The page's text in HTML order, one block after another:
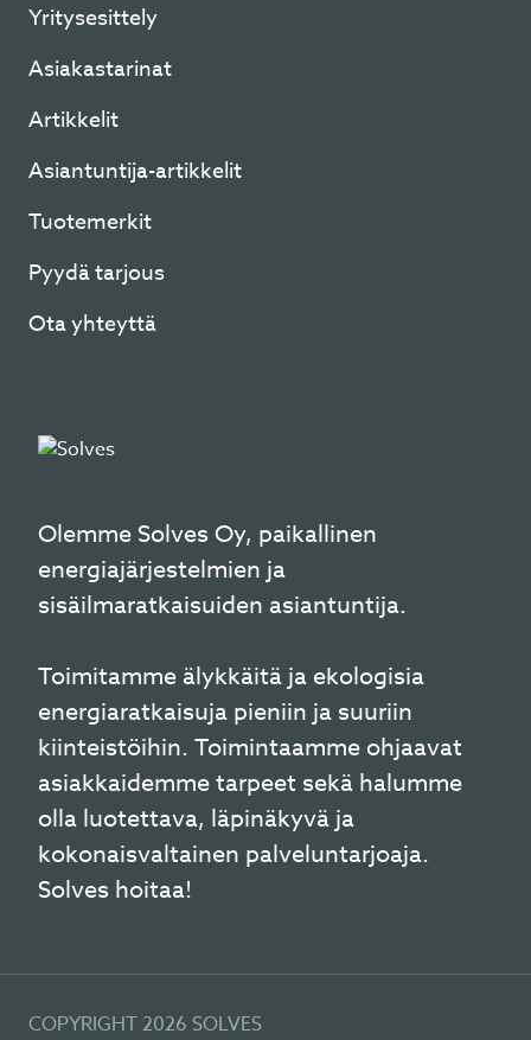
Yritysesittely
Asiakastarinat
Artikkelit
Asiantuntija-artikkelit
Tuotemerkit
Pyydä tarjous
Ota yhteyttä
Olemme Solves Oy, paikallinen
energiajärjestelmien ja
sisäilmaratkaisuiden asiantuntija.
Toimitamme älykkäitä ja ekologisia
energiaratkaisuja pieniin ja suuriin
kiinteistöihin. Toimintaamme ohjaavat
asiakkaidemme tarpeet sekä halumme
olla luotettava, läpinäkyvä ja
kokonaisvaltainen palveluntarjoaja.
Solves hoitaa!
COPYRIGHT 2026 SOLVES